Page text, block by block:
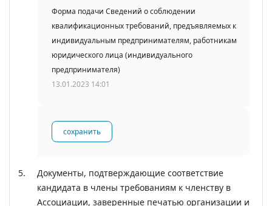
Форма подачи Сведений о соблюдении
квалификационных требований, предъявляемых к
индивидуальным предпринимателям, работникам
юридического лица (индивидуального
предпринимателя)
13.01.2023 14:01
сохранить
Документы, подтверждающие соответствие
кандидата в члены требованиям к членству в
Ассоциации, заверенные печатью организации и